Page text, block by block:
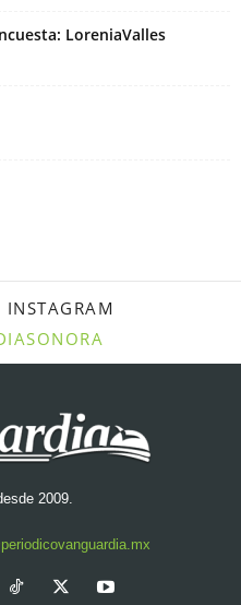
LoreniaValles
INSTAGRAM
2009.